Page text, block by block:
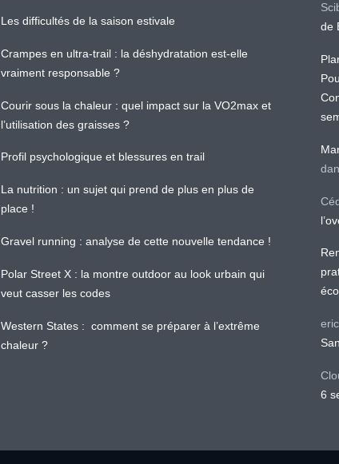
Les difficultés de la saison estivale
Crampes en ultra-trail : la déshydratation est-elle
vraiment responsable ?
Courir sous la chaleur : quel impact sur la VO2max et
l’utilisation des graisses ?
Profil psychologique et blessures en trail
La nutrition : un sujet qui prend de plus en plus de
place !
Gravel running : analyse de cette nouvelle tendance !
Polar Street X : la montre outdoor au look urbain qui
veut casser les codes
Western States : comment se préparer à l’extrême
chaleur ?
de
eric
6